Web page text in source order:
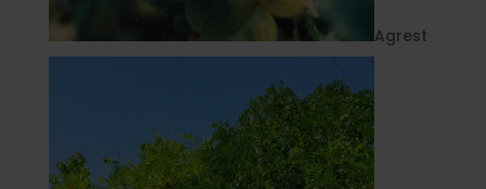
Agrest